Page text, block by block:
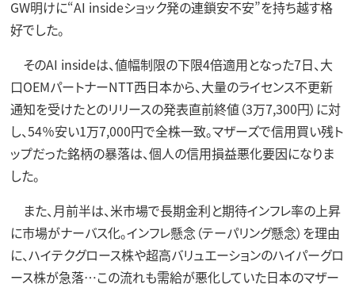
GW明けに“AI insideショック発の連鎖安不安”を持ち越す格
好でした。
そのAI insideは、値幅制限の下限4倍適用となった7日、大
口OEMパートナーNTT西日本から、大量のライセンス不更新
通知を受けたとのリリースの発表直前終値（3万7,300円）に対
し、54％安い1万7,000円で全株一致。マザーズで信用買い残ト
ップだった銘柄の暴落は、個人の信用損益悪化要因になりま
した。
また、月前半は、米市場で長期金利と期待インフレ率の上昇
に市場がナーバス化。インフレ懸念（テーパリング懸念）を理由
に、ハイテクグロース株や超高バリュエーションのハイパーグロ
ース株が急落…この流れも需給が悪化していた日本のマザー